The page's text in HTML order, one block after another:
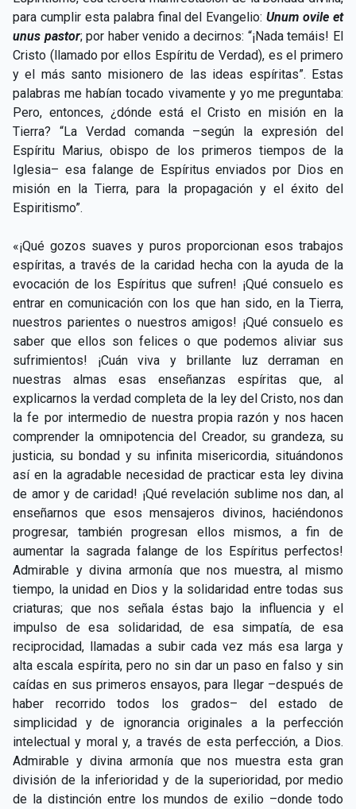
para cumplir esta palabra final del Evangelio:Unum ovile et
unus pastor; por haber venido a decirnos: “¡Nada temáis! El
Cristo (llamado por ellos Espíritu de Verdad), es el primero
y el más santo misionero de las ideas espíritas”. Estas
palabras me habían tocado vivamente y yo me preguntaba:
Pero, entonces, ¿dónde está el Cristo en misión en la
Tierra? “La Verdad comanda –según la expresión del
Espíritu Marius, obispo de los primeros tiempos de la
Iglesia– esa falange de Espíritus enviados por Dios en
misión en la Tierra, para la propagación y el éxito del
Espiritismo”.
«¡Qué gozos suaves y puros proporcionan esos trabajos
espíritas, a través de la caridad hecha con la ayuda de la
evocación de los Espíritus que sufren! ¡Qué consuelo es
entrar en comunicación con los que han sido, en la Tierra,
nuestros parientes o nuestros amigos! ¡Qué consuelo es
saber que ellos son felices o que podemos aliviar sus
sufrimientos! ¡Cuán viva y brillante luz derraman en
nuestras almas esas enseñanzas espíritas que, al
explicarnos la verdad completa de la ley del Cristo, nos dan
la fe por intermedio de nuestra propia razón y nos hacen
comprender la omnipotencia del Creador, su grandeza, su
justicia, su bondad y su infinita misericordia, situándonos
así en la agradable necesidad de practicar esta ley divina
de amor y de caridad! ¡Qué revelación sublime nos dan, al
enseñarnos que esos mensajeros divinos, haciéndonos
progresar, también progresan ellos mismos, a fin de
aumentar la sagrada falange de los Espíritus perfectos!
Admirable y divina armonía que nos muestra, al mismo
tiempo, la unidad en Dios y la solidaridad entre todas sus
criaturas; que nos señala éstas bajo la influencia y el
impulso de esa solidaridad, de esa simpatía, de esa
reciprocidad, llamadas a subir cada vez más esa larga y
alta escala espírita, pero no sin dar un paso en falso y sin
caídas en sus primeros ensayos, para llegar –después de
haber recorrido todos los grados– del estado de
simplicidad y de ignorancia originales a la perfección
intelectual y moral y, a través de esta perfección, a Dios.
Admirable y divina armonía que nos muestra esta gran
división de la inferioridad y de la superioridad, por medio
de la distinción entre los mundos de exilio –donde todo